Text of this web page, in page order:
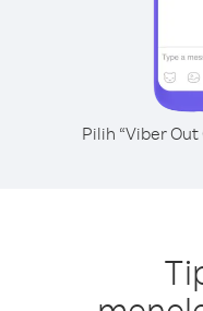
Pilih “Viber